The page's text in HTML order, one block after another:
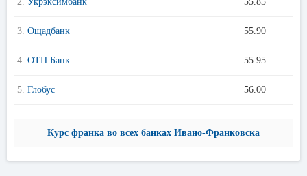
3. Ощадбанк 55.90
4. ОТП Банк 55.95
5. Глобус 56.00
Курс франка во всех банках Ивано-Франковска